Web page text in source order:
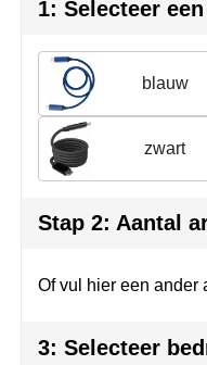
Sleutelhangers &
Snoepgoed
Tassen
Veiligheid, auto &
Herr Bert Antistress
Hydro Flask
Join the pipe
Kambukka
Marvin's
Voetbal, EK en WK
Winter
Zomer
1: Selecteer
blauw
zwart
Stap 2: Aantal
Of vul hier een ander
3: Selecteer